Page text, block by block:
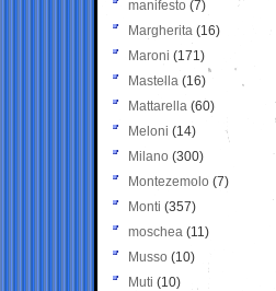
manifesto (7)
Margherita (16)
Maroni (171)
Mastella (16)
Mattarella (60)
Meloni (14)
Milano (300)
Montezemolo (7)
Monti (357)
moschea (11)
Musso (10)
Muti (10)